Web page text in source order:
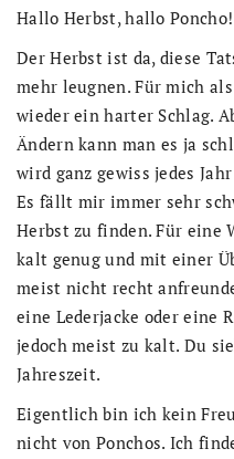
Hallo Herbst, hallo Poncho!
Der Herbst ist da, diese
mehr leugnen. Für mich
wieder ein harter Schlag.
Ändern kann man es ja
wird ganz gewiss jedes
Es fällt mir immer sehr
Herbst zu finden. Für eine
kalt genug und mit einer
meist nicht recht
eine Lederjacke oder eine
jedoch meist zu kalt. Du
Jahreszeit.
Eigentlich bin ich kein
nicht von Ponchos. Ich